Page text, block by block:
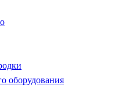
оборудования